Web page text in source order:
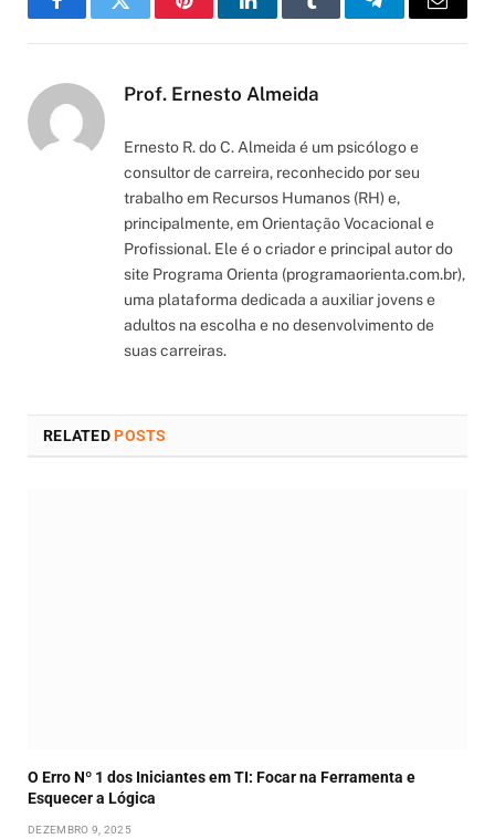
FacebookTwitter PinterestLinkedInTumblr TelegramEmail
Prof. Ernesto Almeida
Ernesto R. do C. Almeida é um psicólogo e
consultor de carreira, reconhecido por seu
trabalho em Recursos Humanos (RH) e,
principalmente, em Orientação Vocacional e
Profissional. Ele é o criador e principal autor do
site Programa Orienta (programaorienta.com.br),
uma plataforma dedicada a auxiliar jovens e
adultos na escolha e no desenvolvimento de
suas carreiras.
RELATEDPOSTS
O Erro Nº 1 dos Iniciantes em TI: Focar na Ferramenta e
Esquecer a Lógica
DEZEMBRO 9, 2025